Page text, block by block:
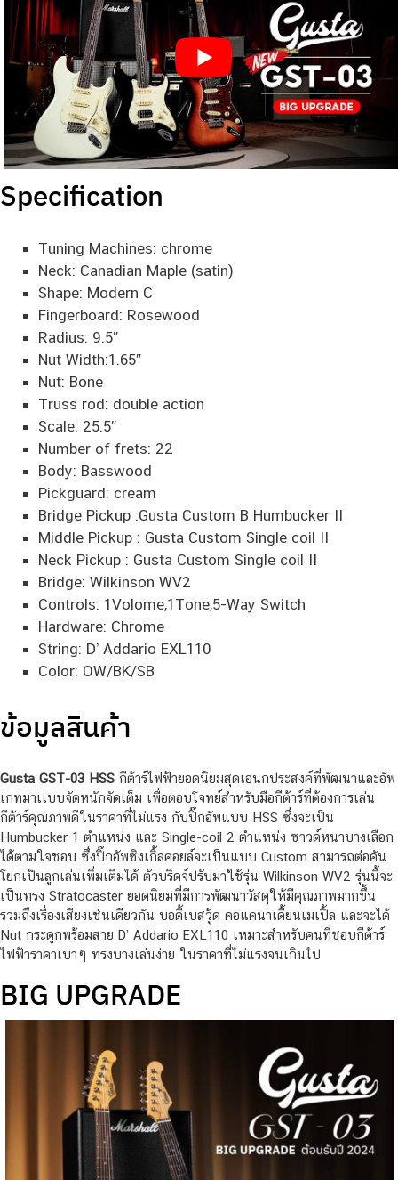
Specification
Tuning Machines: chrome
Neck: Canadian Maple (satin)
Shape: Modern C
Fingerboard: Rosewood
Radius: 9.5″
Nut Width:1.65″
Nut: Bone
Truss rod: double action
Scale: 25.5″
Number of frets: 22
Body: Basswood
Pickguard: cream
Bridge Pickup :Gusta Custom B Humbucker II
Middle Pickup : Gusta Custom Single coil II
Neck Pickup : Gusta Custom Single coil II
Bridge: Wilkinson WV2
Controls: 1Volome,1Tone,5-Way Switch
Hardware: Chrome
String: D’ Addario EXL110
Color: OW/BK/SB
ข้อมูลสินค้า
Gusta GST-03 HSS กีต้าร์ไฟฟ้ายอดนิยมสุดเอนกประสงค์ที่พัฒนาและอัพ
เกทมาเเบบจัดหนักจัดเต็ม เพื่อตอบโจทย์สำหรับมือกีต้าร์ที่ต้องการเล่น
กีต้าร์คุณภาพดีในราคาที่ไม่แรง กับปิ๊กอัพแบบ HSS ซึ่งจะเป็น
Humbucker 1 ตำแหน่ง และ Single-coil 2 ตำแหน่ง ซาวด์หนาบางเลือก
ได้ตามใจชอบ ซึ่งปิ๊กอัพซิงเกิ้ลคอยล์จะเป็นแบบ Custom สามารถต่อคัน
โยกเป็นลูกเล่นเพิ่มเติมได้ ตัวบริดจ์ปรับมาใช้รุ่น Wilkinson WV2 รุ่นนี้จะ
เป็นทรง Stratocaster ยอดนิยมที่มีการพัฒนาวัสดุให้มีคุณภาพมากขึ้น
รวมถึงเรื่องเสียงเช่นเดียวกัน บอดี้เบสวู้ด คอแคนาเดี้ยนเมเปิ้ล และจะได้
Nut กระดูกพร้อมสาย D’ Addario EXL110 เหมาะสำหรับคนที่ชอบกีต้าร์
ไฟฟ้าราคาเบาๆ ทรงบางเล่นง่าย ในราคาที่ไม่แรงจนเกินไป
BIG UPGRADE